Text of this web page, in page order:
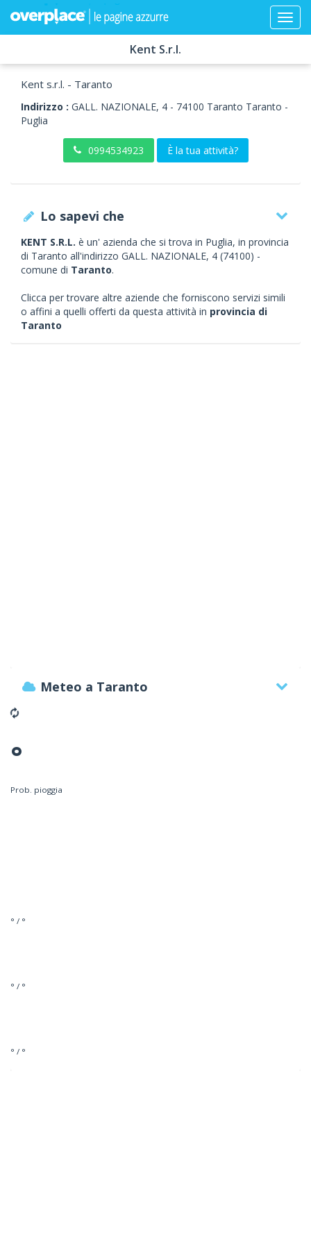
Kent S.r.l.
Kent s.r.l. - Taranto
Indirizzo : GALL. NAZIONALE, 4 - 74100 Taranto Taranto -
Puglia
0994534923 È la tua attività?
Lo sapevi che
KENT S.R.L. è un' azienda che si trova in Puglia, in provincia
di Taranto all'indirizzo GALL. NAZIONALE, 4 (74100) -
comune di Taranto.
Clicca per trovare altre aziende che forniscono servizi simili
o affini a quelli offerti da questa attività in provincia di
Taranto
Meteo a Taranto
°
Prob. pioggia
° / °
° / °
° / °